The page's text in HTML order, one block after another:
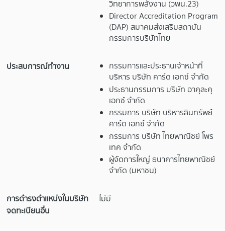
วิทยาการพลังงาน (วพน.23)
Director Accreditation Program
(DAP) สมาคมส่งเสริมสถาบัน
กรรมการบริษัทไทย
ประสบการณ์ทำงาน
กรรมการและประธานเจ้าหน้าที่
บริหาร บริษัท คาร์ด เอกซ์ จำกัด
ประธานกรรมการ บริษัท อาคุละคุ
เอกซ์ จำกัด
กรรมการ บริษัท บริหารสินทรัพย์
คาร์ด เอกซ์ จำกัด
กรรมการ บริษัท ไทยพาณิชย์ โพร
เทค จำกัด
ผู้จัดการใหญ่ ธนาคารไทยพาณิชย์
จำกัด (มหาชน)
การดำรงตำแหน่งในบริษัท
จดทะเบียนอื่น
ไม่มี